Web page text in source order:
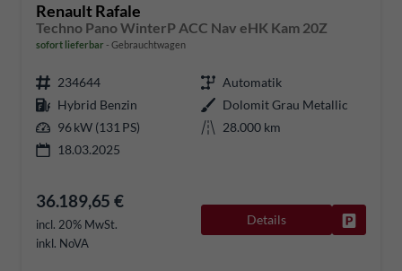
Renault Rafale
Techno Pano WinterP ACC Nav eHK Kam 20Z
sofort lieferbar Gebrauchtwagen
234644
Automatik
Hybrid Benzin
Dolomit Grau Metallic
96 kW (131 PS)
28.000 km
18.03.2025
36.189,65 €
incl. 20% MwSt.
inkl. NoVA
Details